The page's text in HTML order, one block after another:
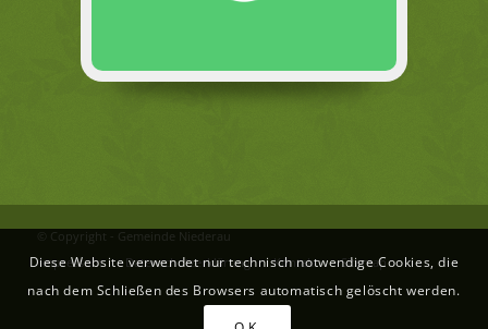
© Copyright - Gemeinde Niederau
Impressum
Datenschutzerklärung Kontakt Sitemap
Diese Website verwendet nur technisch notwendige Cookies, die
nach dem Schließen des Browsers automatisch gelöscht werden.